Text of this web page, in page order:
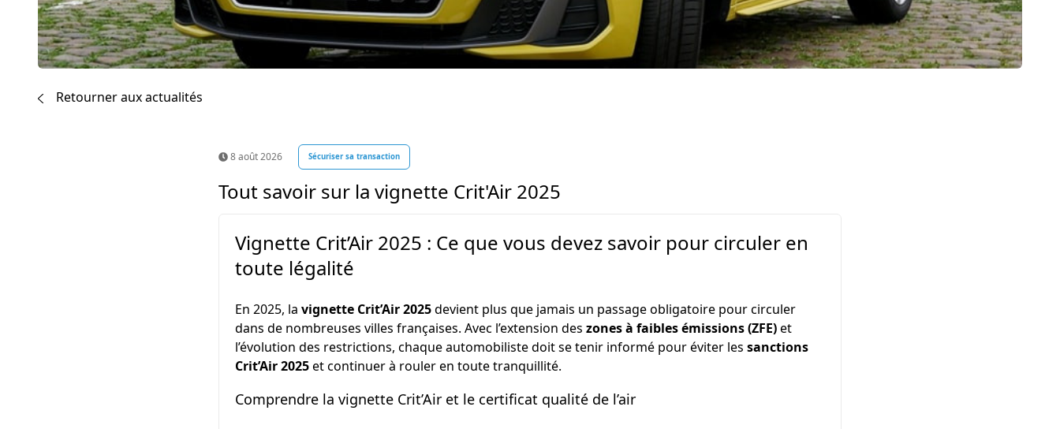
Retourner aux actualités
8 août 2026 Sécuriser sa transaction
Tout savoir sur la vignette Crit'Air 2025
Vignette Crit’Air 2025 : Ce que vous devez savoir pour circuler en
toute légalité
En 2025, lavignette Crit’Air 2025devient plus que jamais un passage obligatoire pour circuler
dans de nombreuses villes françaises. Avec l’extension deszones à faibles émissions (ZFE)et
l’évolution des restrictions, chaque automobiliste doit se tenir informé pour éviter lessanctions
Crit’Air 2025et continuer à rouler en toute tranquillité.
Comprendre la vignette Crit’Air et le certificat qualité de l’air